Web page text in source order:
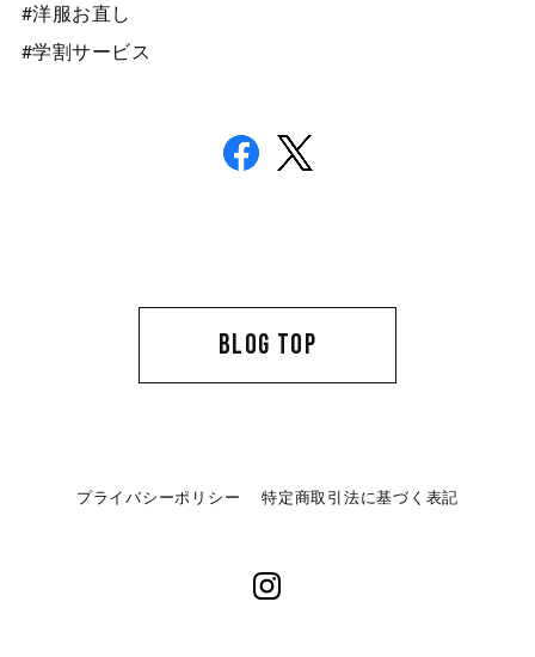
#洋服お直し
#学割サービス
BLOG TOP
プライバシーポリシー 特定商取引法に基づく表記